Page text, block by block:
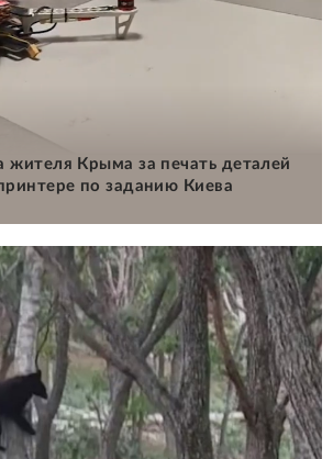
Крыма за печать деталей
по заданию Киева